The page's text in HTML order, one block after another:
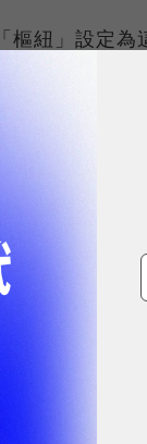
紐」設定為
的所有資
就必須自己
表」
的資料內容
表的組